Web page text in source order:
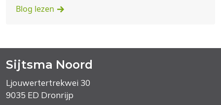
Blog lezen
Sijtsma Noord
Ljouwertertrekwei 30
9035 ED Dronrijp